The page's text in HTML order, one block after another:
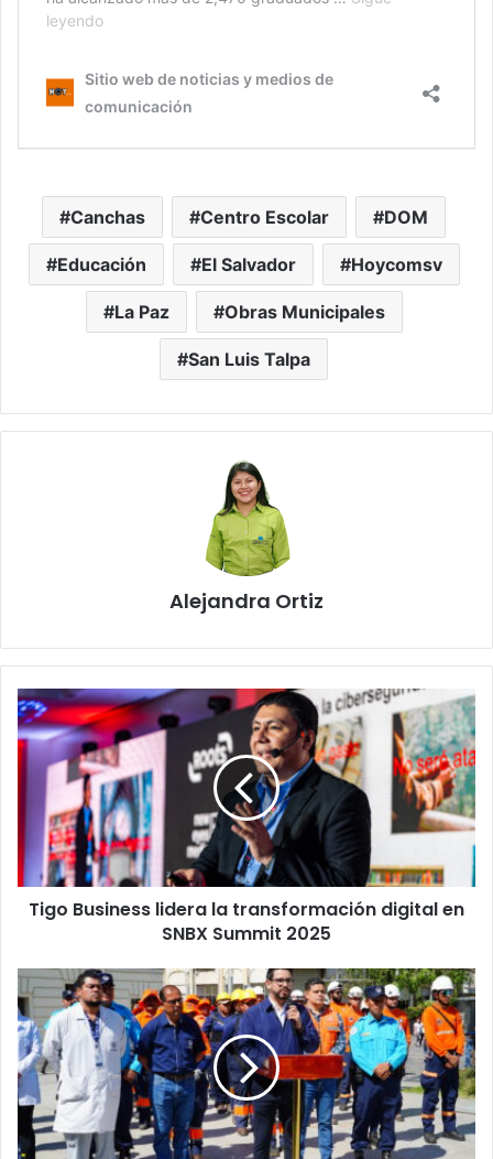
Canchas Centro Escolar DOM
Educación El Salvador Hoycomsv
La Paz Obras Municipales
San Luis Talpa
Alejandra Ortiz
Tigo
Business
lidera
la
transformación
digital
SNBX
Summit
2025
Tigo Business lidera la transformación digital en
SNBX Summit 2025
Alcaldía
activa
Plan
Municipal
para
Semana
Santa
2025